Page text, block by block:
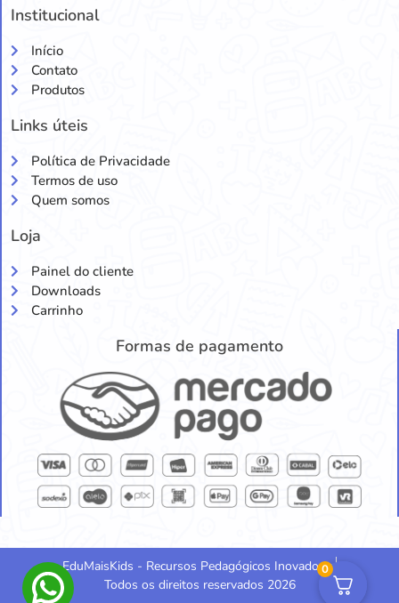
Institucional
Início
Contato
Produtos
Links úteis
Política de Privacidade
Termos de uso
Quem somos
Loja
Painel do cliente
Downloads
Carrinho
Formas de pagamento
EduMaisKids - Recursos Pedagógicos Inovadores
Todos os direitos reservados 2026
0